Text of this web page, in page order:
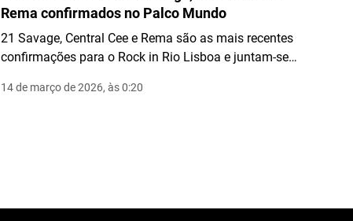
Rema confirmados no Palco Mundo
21 Savage, Central Cee e Rema são as mais recentes
confirmações para o Rock in Rio Lisboa e juntam-se
14 de março de 2026, às 0:20